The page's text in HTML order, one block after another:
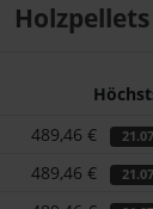
489,46 €
489,46 €